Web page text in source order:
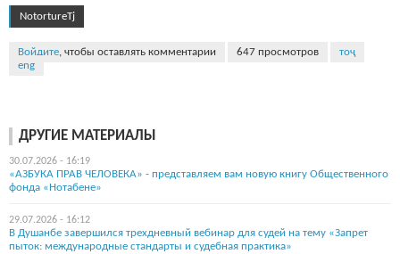
NotortureTj
Войдите, чтобы оставлять комментарии 647 просмотров
тоҷ
eng
ДРУГИЕ МАТЕРИАЛЫ
30.07.2026 - 16:19
«АЗБУКА ПРАВ ЧЕЛОВЕКА» - представляем вам новую книгу Общественного
фонда «Нотабене»
29.07.2026 - 16:12
В Душанбе завершился трехдневный вебинар для судей на тему «Запрет
пыток: международные стандарты и судебная практика»